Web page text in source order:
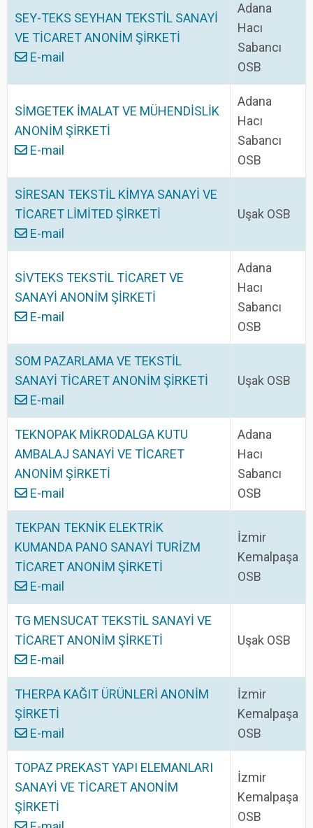
SEY-TEKS SEYHAN TEKSTİL SANAYİ
VE TİCARET ANONİM ŞİRKETİ
E-mail
Adana
Hacı
Sabancı
OSB
SİMGETEK İMALAT VE MÜHENDİSLİK
ANONİM ŞİRKETİ
E-mail
Adana
Hacı
Sabancı
OSB
SİRESAN TEKSTİL KİMYA SANAYİ VE
TİCARET LİMİTED ŞİRKETİ
E-mail
Uşak OSB
SİVTEKS TEKSTİL TİCARET VE
SANAYİ ANONİM ŞİRKETİ
E-mail
Adana
Hacı
Sabancı
OSB
SOM PAZARLAMA VE TEKSTİL
SANAYİ TİCARET ANONİM ŞİRKETİ
E-mail
Uşak OSB
TEKNOPAK MİKRODALGA KUTU
AMBALAJ SANAYİ VE TİCARET
ANONİM ŞİRKETİ
E-mail
Adana
Hacı
Sabancı
OSB
TEKPAN TEKNİK ELEKTRİK
KUMANDA PANO SANAYİ TURİZM
TİCARET ANONİM ŞİRKETİ
E-mail
İzmir
Kemalpaşa
OSB
TG MENSUCAT TEKSTİL SANAYİ VE
TİCARET ANONİM ŞİRKETİ
E-mail
Uşak OSB
THERPA KAĞIT ÜRÜNLERİ ANONİM
ŞİRKETİ
E-mail
İzmir
Kemalpaşa
OSB
TOPAZ PREKAST YAPI ELEMANLARI
SANAYİ VE TİCARET ANONİM
ŞİRKETİ
İzmir
Kemalpaşa
OSB